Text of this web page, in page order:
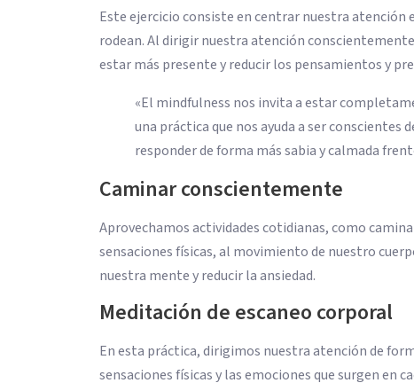
Este ejercicio consiste en centrar nuestra atención
rodean. Al dirigir nuestra atención
estar más presente y reducir los pensamientos y
«El mindfulness nos invita a estar
una práctica que nos ayuda a ser
responder de forma más sabia y calmada
Caminar conscientemente
Aprovechamos actividades cotidianas, como
sensaciones físicas, al movimiento de nuestro
nuestra mente y reducir la ansiedad.
Meditación de escaneo corporal
En esta práctica, dirigimos nuestra atención de
sensaciones físicas y las emociones que surgen en